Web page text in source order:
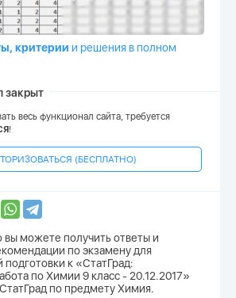
критерии и решения в полном
закрыт
весь функционал сайта, требуется
!
(БЕСПЛАТНО)
вы можете получить ответы и
по экзамену для
подготовки к «СтатГрад:
по Химии 9 класс - 20.12.2017»
по предмету Химия.